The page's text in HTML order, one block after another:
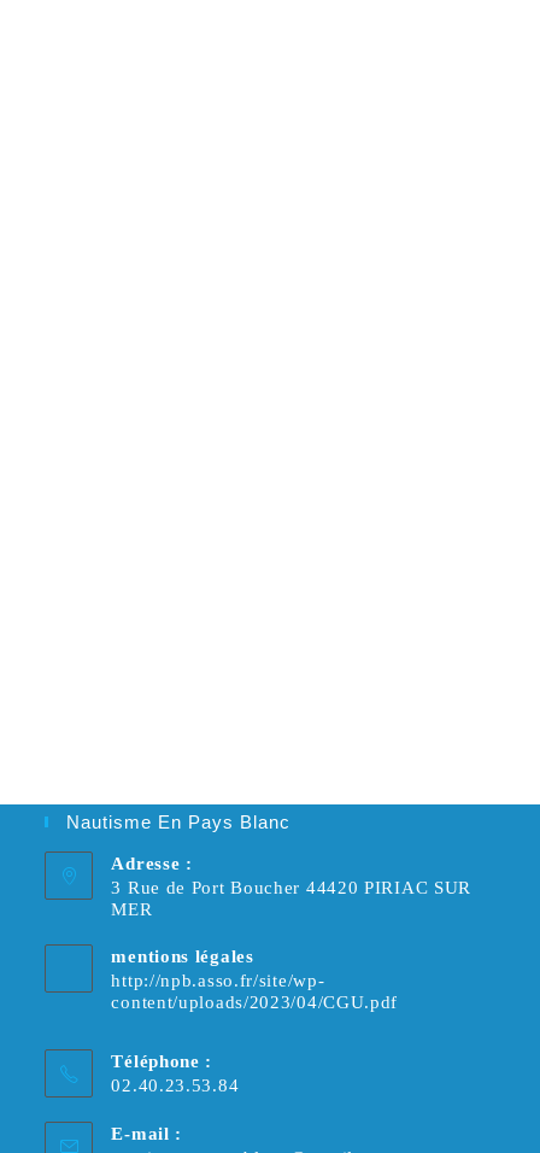
Nautisme En Pays Blanc
Adresse :
3 Rue de Port Boucher 44420 PIRIAC SUR
MER
mentions légales
http://npb.asso.fr/site/wp-
content/uploads/2023/04/CGU.pdf
Téléphone :
02.40.23.53.84
E-mail :